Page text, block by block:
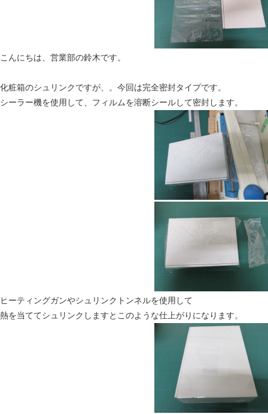
こんにちは、営業部の鈴木です。
化粧箱のシュリンクですが、。今回は完全密封タイプです。
シーラー機を使用して、フィルムを溶断シールして密封します。
ヒーティングガンやシュリンクトンネルを使用して
熱を当ててシュリンクしますとこのような仕上がりになります。